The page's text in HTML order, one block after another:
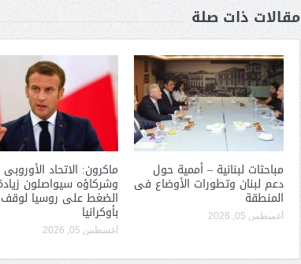
مقالات ذات صلة
مباحثات لبنانية – أممية حول
دعم لبنان وتطورات الأوضاع فى
المنطقة
أغسطس 05, 2026
ماكرون: الاتحاد الأوروبى
وشركاؤه سيواصلون
الضغط على روسيا لوقف
بأوكرانيا
أغسطس 05, 2026